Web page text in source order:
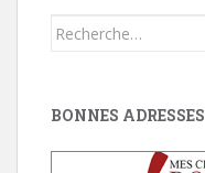
Search
BONNES ADRESSES